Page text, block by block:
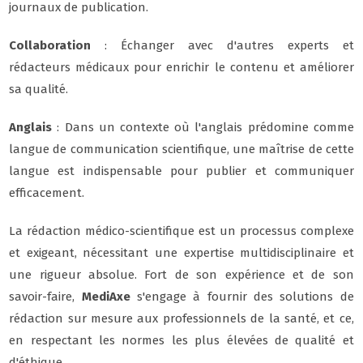
journaux de publication.
Collaboration : Échanger avec d'autres experts et
rédacteurs médicaux pour enrichir le contenu et améliorer
sa qualité.
Anglais : Dans un contexte où l'anglais prédomine comme
langue de communication scientifique, une maîtrise de cette
langue est indispensable pour publier et communiquer
efficacement.
La rédaction médico-scientifique est un processus complexe
et exigeant, nécessitant une expertise multidisciplinaire et
une rigueur absolue. Fort de son expérience et de son
savoir-faire, MediAxe s'engage à fournir des solutions de
rédaction sur mesure aux professionnels de la santé, et ce,
en respectant les normes les plus élevées de qualité et